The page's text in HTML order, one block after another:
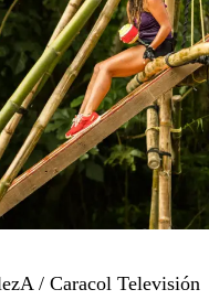
/ Caracol Televisión